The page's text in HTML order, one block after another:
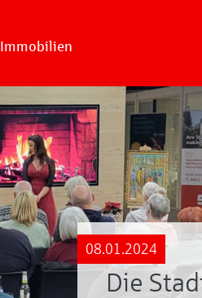
Immobilien
08.01.2024
Die